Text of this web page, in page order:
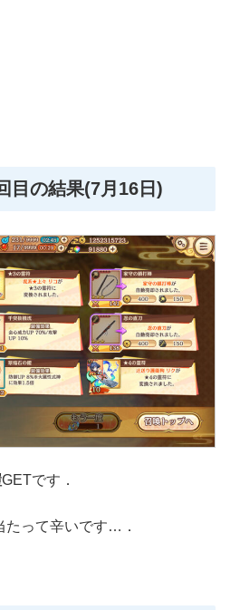
の結果(7月16日)
GETです．
って辛いです…．